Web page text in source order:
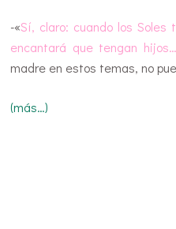
-«Sí, claro: cuando los
encantará que tengan hijos…
madre en estos temas, no
(más…)